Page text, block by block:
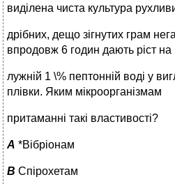
виділена чиста культура
дрібних, дещо зігнутих грам
впродовж 6 годин дають ріст на
лужній 1 \% пептонній воді у
плівки. Яким мікроорганізмам
притаманні такі властивості?
A *Вібріонам
B Спірохетам